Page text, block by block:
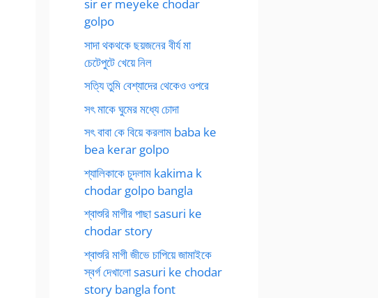
sir er meyeke chodar
golpo
সাদা থকথকে ছয়জনের বীর্য মা
চেটেপুটে খেয়ে নিল
সত্যি তুমি বেশ্যাদের থেকেও ওপরে
সৎ মাকে ঘুমের মধ্যে চোদা
সৎ বাবা কে বিয়ে করলাম baba ke
bea kerar golpo
শ্যালিকাকে চুদলাম kakima k
chodar golpo bangla
শ্বাশুরি মাগীর পাছা sasuri ke
chodar story
শ্বাশুরি মাগী জীভে চাপিয়ে জামাইকে
স্বর্গ দেখালো sasuri ke chodar
story bangla font